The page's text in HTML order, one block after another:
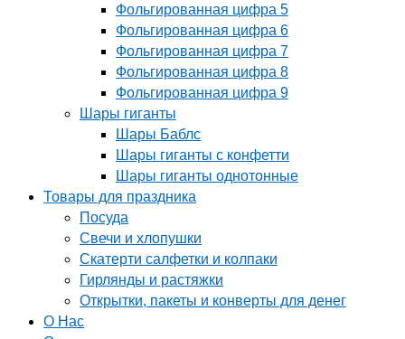
Фольгированная цифра 5
Фольгированная цифра 6
Фольгированная цифра 7
Фольгированная цифра 8
Фольгированная цифра 9
Шары гиганты
Шары Баблс
Шары гиганты с конфетти
Шары гиганты однотонные
Товары для праздника
Посуда
Свечи и хлопушки
Скатерти салфетки и колпаки
Гирлянды и растяжки
Открытки, пакеты и конверты для денег
О Нас